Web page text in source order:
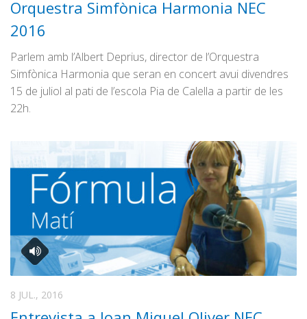
Orquestra Simfònica Harmonia NEC
2016
Parlem amb l’Albert Deprius, director de l’Orquestra
Simfònica Harmonia que seran en concert avui divendres
15 de juliol al pati de l’escola Pia de Calella a partir de les
22h.
8 JUL., 2016